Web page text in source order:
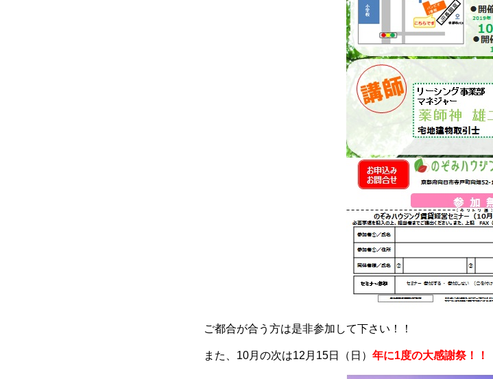
ご都合が合う方は是非参加して下さい！！
また、10月の次は12月15日（日） 年に1度の大感謝祭！！